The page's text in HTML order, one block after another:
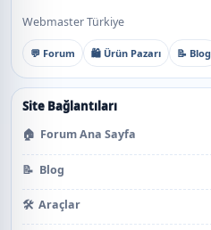
Webmaster Türkiye
💬 Forum 🛍️ Ürün Pazarı 📝 Blog
Site Bağlantıları
🏠 Forum Ana Sayfa
📝 Blog
🛠️ Araçlar